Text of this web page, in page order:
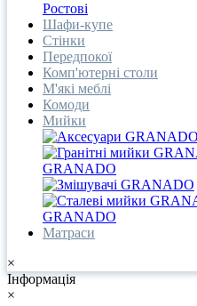
Ростові
Шафи-купе
Стінки
Передпокої
Комп'ютерні столи
М'які меблі
Комоди
Мийки
GRANADO
GRANADO
Матраси
×
Інформація
×